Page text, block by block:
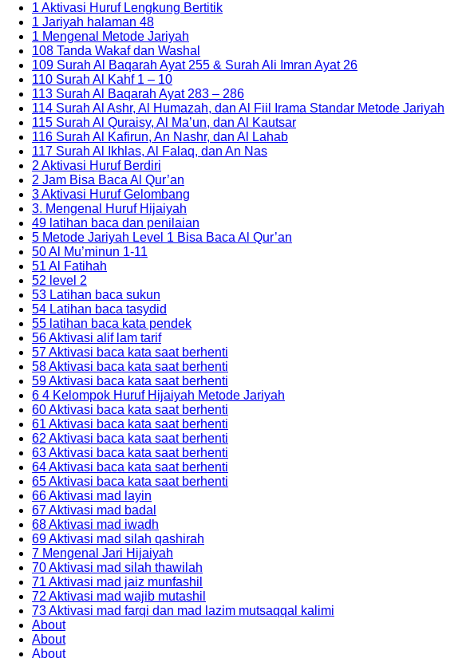
1 Aktivasi Huruf Lengkung Bertitik
1 Jariyah halaman 48
1 Mengenal Metode Jariyah
108 Tanda Wakaf dan Washal
109 Surah Al Baqarah Ayat 255 & Surah Ali Imran Ayat 26
110 Surah Al Kahf 1 – 10
113 Surah Al Baqarah Ayat 283 – 286
114 Surah Al Ashr, Al Humazah, dan Al Fiil Irama Standar Metode Jariyah
115 Surah Al Quraisy, Al Ma’un, dan Al Kautsar
116 Surah Al Kafirun, An Nashr, dan Al Lahab
117 Surah Al Ikhlas, Al Falaq, dan An Nas
2 Aktivasi Huruf Berdiri
2 Jam Bisa Baca Al Qur’an
3 Aktivasi Huruf Gelombang
3. Mengenal Huruf Hijaiyah
49 latihan baca dan penilaian
5 Metode Jariyah Level 1 Bisa Baca Al Qur’an
50 Al Mu’minun 1-11
51 Al Fatihah
52 level 2
53 Latihan baca sukun
54 Latihan baca tasydid
55 latihan baca kata pendek
56 Aktivasi alif lam tarif
57 Aktivasi baca kata saat berhenti
58 Aktivasi baca kata saat berhenti
59 Aktivasi baca kata saat berhenti
6 4 Kelompok Huruf Hijaiyah Metode Jariyah
60 Aktivasi baca kata saat berhenti
61 Aktivasi baca kata saat berhenti
62 Aktivasi baca kata saat berhenti
63 Aktivasi baca kata saat berhenti
64 Aktivasi baca kata saat berhenti
65 Aktivasi baca kata saat berhenti
66 Aktivasi mad layin
67 Aktivasi mad badal
68 Aktivasi mad iwadh
69 Aktivasi mad silah qashirah
7 Mengenal Jari Hijaiyah
70 Aktivasi mad silah thawilah
71 Aktivasi mad jaiz munfashil
72 Aktivasi mad wajib mutashil
73 Aktivasi mad farqi dan mad lazim mutsaqqal kalimi
About
About
About